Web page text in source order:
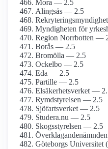
Mora — 2.5
Alingsås — 2.5
Myndigheten för
Region Norrbotten —
Borås — 2.5
Bromölla — 2.5
Ockelbo — 2.5
Eda — 2.5
Partille — 2.5
Elsäkerhetsverket —
Rymdstyrelsen — 2.5
Sjöfartsverket — 2.5
Studera.nu — 2.5
Skogsstyrelsen — 2.5
Göteborgs